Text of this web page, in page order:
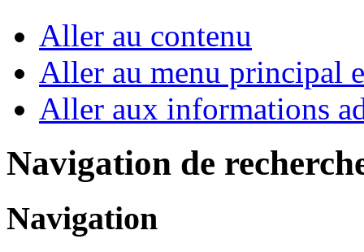
Aller au contenu
Aller au menu principal
Aller aux informations
Navigation de
Navigation